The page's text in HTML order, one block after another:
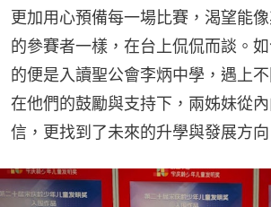
更加用心預備每一場比賽，渴望能
的參賽者一樣，在台上侃侃而談。
的便是入讀聖公會李炳中學，遇上不
在他們的鼓勵與支持下，兩姊妹從
信，更找到了未來的升學與發展方向